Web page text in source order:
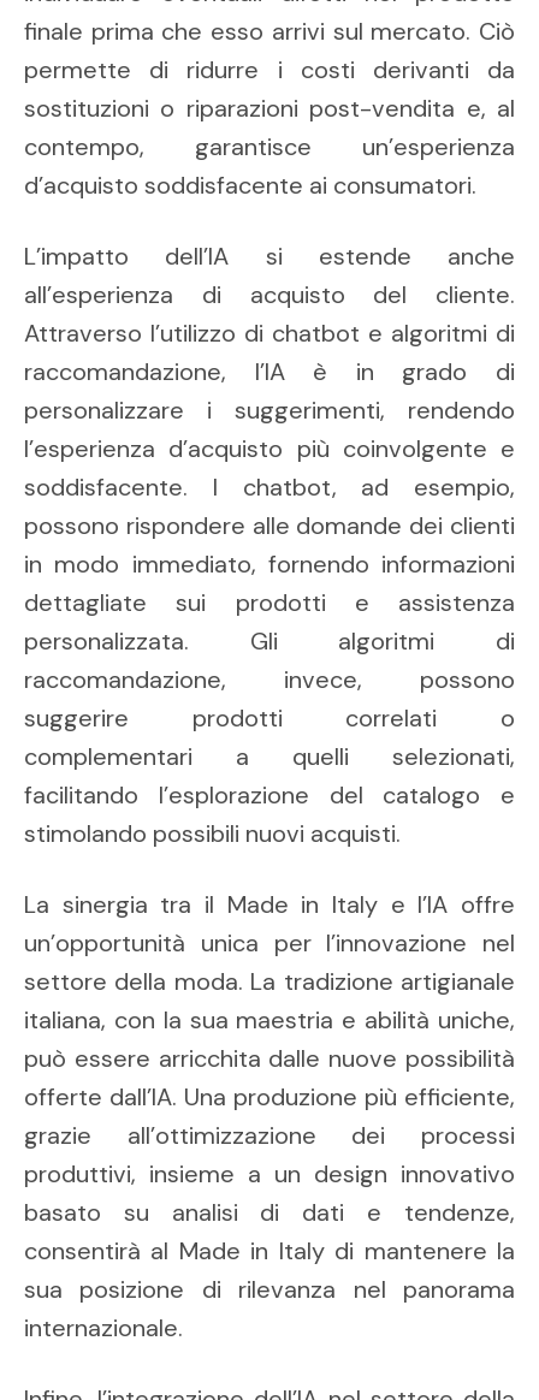
finale prima che esso arrivi sul mercato. Ciò
permette di ridurre i costi derivanti da
sostituzioni o riparazioni post-vendita e, al
contempo, garantisce un’esperienza
d’acquisto soddisfacente ai consumatori.
L’impatto dell’IA si estende anche
all’esperienza di acquisto del cliente.
Attraverso l’utilizzo di chatbot e algoritmi di
raccomandazione, l’IA è in grado di
personalizzare i suggerimenti, rendendo
l’esperienza d’acquisto più coinvolgente e
soddisfacente. I chatbot, ad esempio,
possono rispondere alle domande dei clienti
in modo immediato, fornendo informazioni
dettagliate sui prodotti e assistenza
personalizzata. Gli algoritmi di
raccomandazione, invece, possono
suggerire prodotti correlati o
complementari a quelli selezionati,
facilitando l’esplorazione del catalogo e
stimolando possibili nuovi acquisti.
La sinergia tra il Made in Italy e l’IA offre
un’opportunità unica per l’innovazione nel
settore della moda. La tradizione artigianale
italiana, con la sua maestria e abilità uniche,
può essere arricchita dalle nuove possibilità
offerte dall’IA. Una produzione più efficiente,
grazie all’ottimizzazione dei processi
produttivi, insieme a un design innovativo
basato su analisi di dati e tendenze,
consentirà al Made in Italy di mantenere la
sua posizione di rilevanza nel panorama
internazionale.